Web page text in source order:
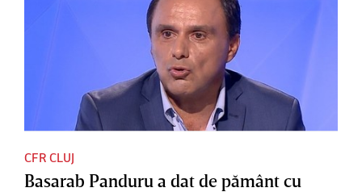
CFR CLUJ
Basarab Panduru a dat de pământ cu